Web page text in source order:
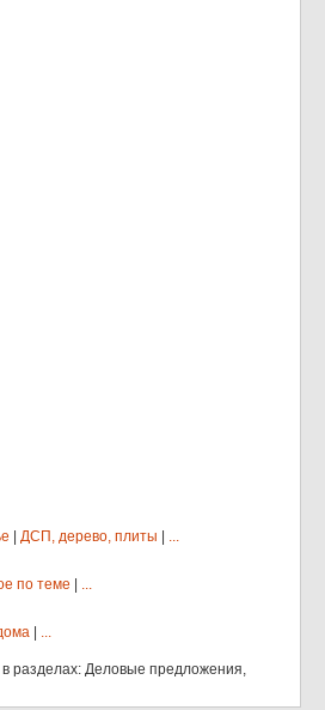
ДСП, дерево, плиты
...
по теме
...
...
разделах: Деловые предложения,